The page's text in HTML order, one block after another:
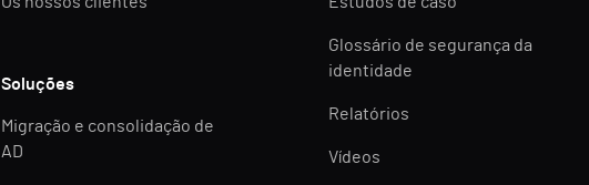
Soluções
Migração e consolidação de
AD
Glossário de segurança da
identidade
Relatórios
Vídeos